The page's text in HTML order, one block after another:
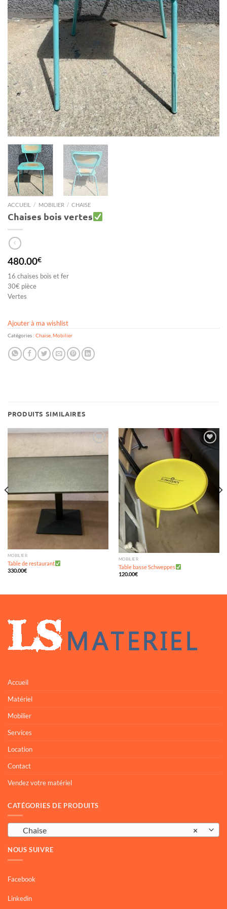
ACCUEIL / MOBILIER / CHAISE
Chaises bois vertes
480.00€
16 chaises bois et fer
30€ pièce
Vertes
Ajouter à ma wishlist
Catégories : Chaise Mobilier
PRODUITS SIMILAIRES
à ma
MOBILIER
Table de restaurant
330.00€
Ajouter
à ma
MOBILIER
Table basse Schweppes
120.00€
Accueil
Matériel
Mobilier
Services
Location
Contact
Vendez votre matériel
CATÉGORIES DE PRODUITS
×
Chaise
NOUS SUIVRE
Facebook
Linkedin